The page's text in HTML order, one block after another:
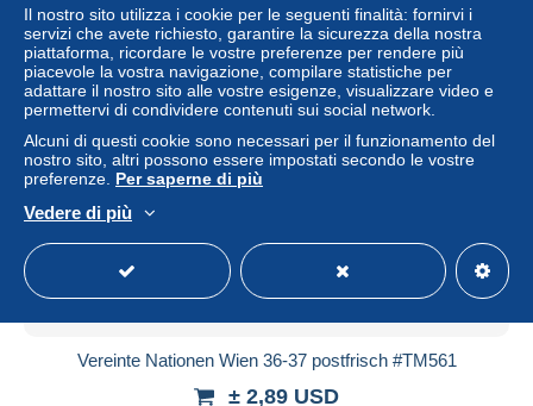
Stato Professionista
Nuovo
Vereinte Nationen Wien 36-37 postfrisch #TM561
± 2,89 USD
Il nostro sito utilizza i cookie per le seguenti finalità: fornirvi i
servizi che avete richiesto, garantire la sicurezza della nostra
piattaforma, ricordare le vostre preferenze per rendere più
piacevole la vostra navigazione, compilare statistiche per
adattare il nostro sito alle vostre esigenze, visualizzare video e
permettervi di condividere contenuti sui social network.
Alcuni di questi cookie sono necessari per il funzionamento del
nostro sito, altri possono essere impostati secondo le vostre
preferenze. Per saperne di più
Vedere di più